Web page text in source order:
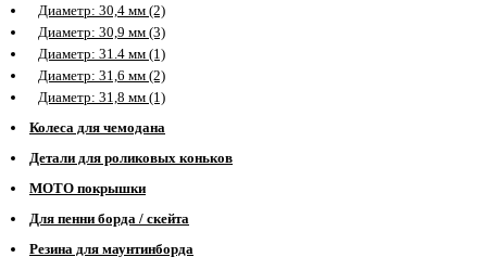
Диаметр: 30,4 мм (2)
Диаметр: 30,9 мм (3)
Диаметр: 31.4 мм (1)
Диаметр: 31,6 мм (2)
Диаметр: 31,8 мм (1)
Колеса для чемодана
Детали для роликовых коньков
МОТО покрышки
Для пенни борда / скейта
Резина для маунтинборда